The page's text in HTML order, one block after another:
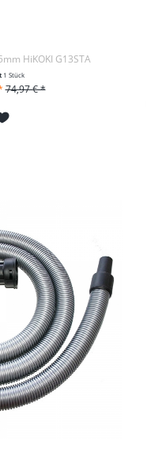
HiKOKI G13STA
1 Stück
74,97 € *